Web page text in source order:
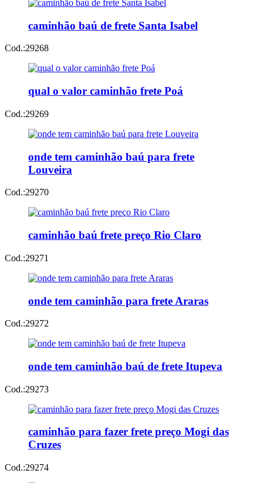
caminhão baú de frete Santa Isabel
Cod.:29268
qual o valor caminhão frete Poá
Cod.:29269
onde tem caminhão baú para frete
Louveira
Cod.:29270
caminhão baú frete preço Rio Claro
Cod.:29271
onde tem caminhão para frete Araras
Cod.:29272
onde tem caminhão baú de frete Itupeva
Cod.:29273
caminhão para fazer frete preço Mogi das
Cruzes
Cod.:29274